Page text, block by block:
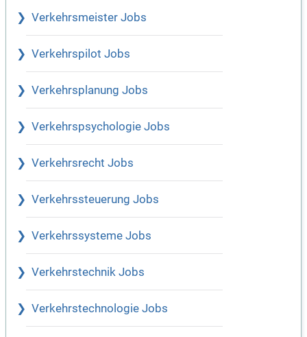
Verkehrsmeister Jobs
Verkehrspilot Jobs
Verkehrsplanung Jobs
Verkehrspsychologie Jobs
Verkehrsrecht Jobs
Verkehrssteuerung Jobs
Verkehrssysteme Jobs
Verkehrstechnik Jobs
Verkehrstechnologie Jobs